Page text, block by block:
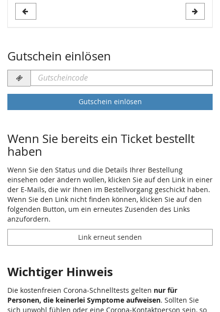
Gutschein einlösen
Gutscheincode
erforderlich
Gutschein einlösen
Wenn Sie bereits ein Ticket bestellt
haben
Wenn Sie den Status und die Details Ihrer Bestellung
einsehen oder ändern wollen, klicken Sie auf den Link in einer
der E-Mails, die wir Ihnen im Bestellvorgang geschickt haben.
Wenn Sie den Link nicht finden können, klicken Sie auf den
folgenden Button, um ein erneutes Zusenden des Links
anzufordern.
Link erneut senden
Wichtiger Hinweis
Die kostenfreien Corona-Schnelltests gelten nur für
Personen, die keinerlei Symptome aufweisen. Sollten Sie
sich unwohl fühlen oder eine Corona-Kontaktperson sein, so